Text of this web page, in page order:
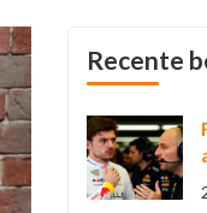
Recente